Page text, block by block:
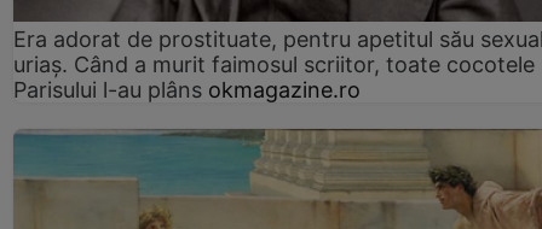
Era adorat de prostituate, pentru apetitul său
uriaș. Când a murit faimosul scriitor, toate cocotele
Parisului l-au plâns okmagazine.ro